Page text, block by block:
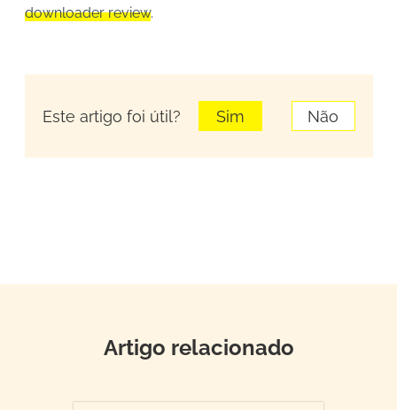
downloader review.
Este artigo foi útil? Sim Não
Artigo relacionado